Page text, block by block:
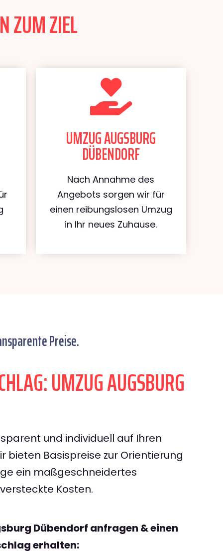
ZUM ZIEL
UMZUG AUGSBURG
DÜBENDORF
Nach Annahme des
Angebots sorgen wir für
einen reibungslosen Umzug
in Ihr neues Zuhause.
Preise.
UMZUG AUGSBURG
und individuell auf Ihren
bieten Basispreise zur Orientierung
ein maßgeschneidertes
Kosten.
Dübendorf anfragen & einen
erhalten: